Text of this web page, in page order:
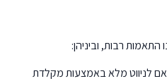
רבות, וביניהן:
לניווט מלא באמצעות מקלדת